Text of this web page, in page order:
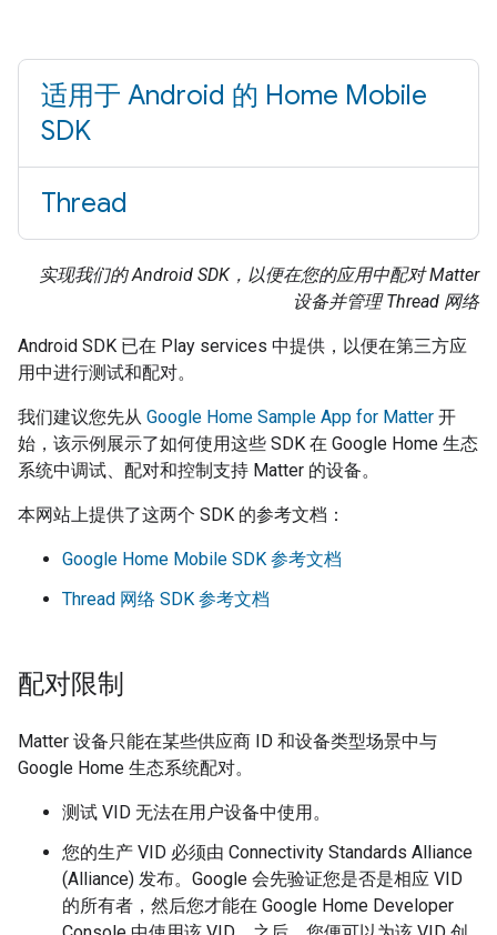
适用于 Android 的 Home Mobile
SDK
Thread
实现我们的 Android SDK，以便在您的应用中配对 Matter
设备并管理 Thread 网络
Android SDK 已在 Play services 中提供，以便在第三方应
用中进行测试和配对。
我们建议您先从 Google Home Sample App for Matter 开
始，该示例展示了如何使用这些 SDK 在 Google Home 生态
系统中调试、配对和控制支持 Matter 的设备。
本网站上提供了这两个 SDK 的参考文档：
Google Home Mobile SDK 参考文档
Thread 网络 SDK 参考文档
配对限制
Matter 设备只能在某些供应商 ID 和设备类型场景中与
Google Home 生态系统配对。
测试 VID 无法在用户设备中使用。
您的生产 VID 必须由 Connectivity Standards Alliance
(Alliance) 发布。Google 会先验证您是否是相应 VID
的所有者，然后您才能在 Google Home Developer